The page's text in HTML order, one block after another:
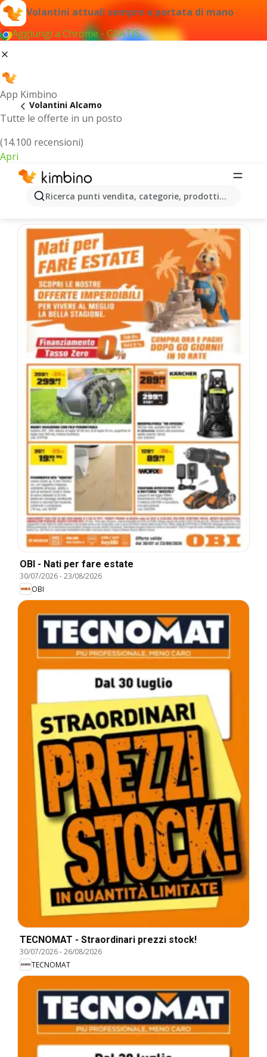
Volantini attuali sempre a portata di mano
Aggiungi a Chrome - GRATIS
App Kimbino
Tutte le offerte in un posto
(14.100 recensioni)
Apri
Ricerca punti vendita, categorie, prodotti...
Volantini Alcamo
Alcamo - Volantini più recenti
OBI - Nati per fare estate
30/07/2026-23/08/2026
OBI
TECNOMAT - Straordinari prezzi stock!
30/07/2026-26/08/2026
TECNOMAT